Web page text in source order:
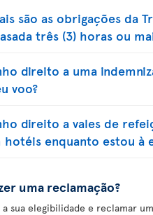
são as obrigações da
três (3) horas ou
direito a uma
voo?
direito a vales de
hotéis enquanto estou à
uma reclamação?
a sua elegibilidade e reclamar